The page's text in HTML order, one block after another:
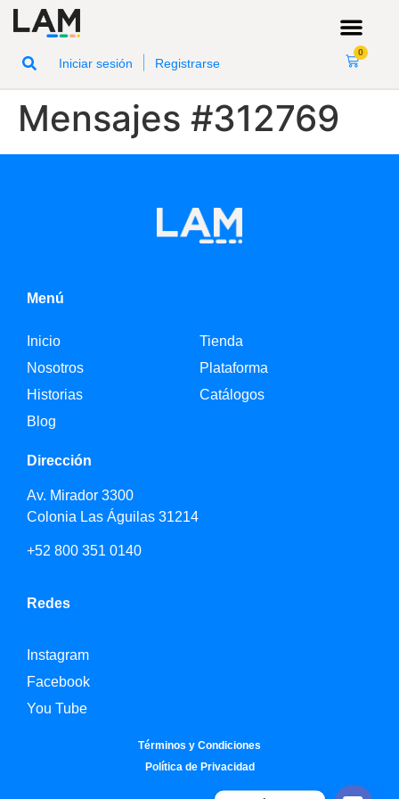
Iniciar sesión Registrarse
0
Mensajes #312769
Menú
Inicio
Nosotros
Historias
Blog
Tienda
Plataforma
Catálogos
Dirección
Av. Mirador 3300
Colonia Las Águilas 31214
+52 800 351 0140
Redes
Instagram
Facebook
You Tube
Términos y Condiciones
Política de Privacidad